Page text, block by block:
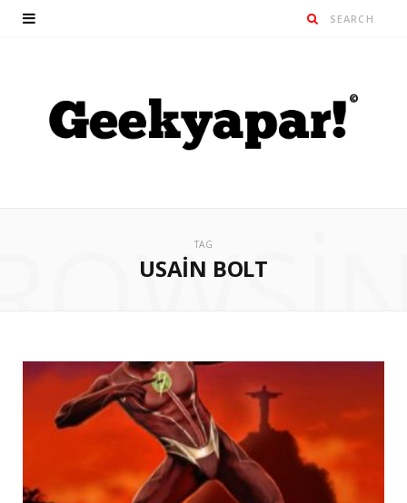
TAG
USAIN BOLT